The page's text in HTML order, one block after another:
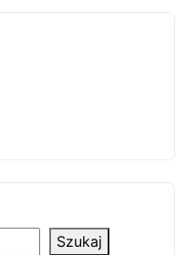
Szukaj